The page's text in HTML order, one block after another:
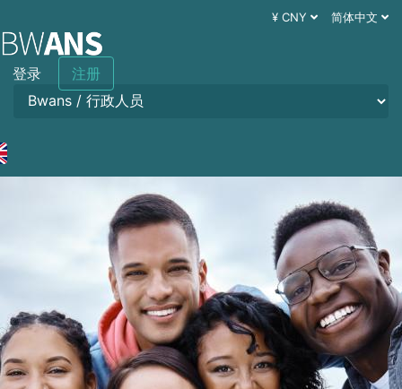
¥ CNY 简体中文
登录 注册